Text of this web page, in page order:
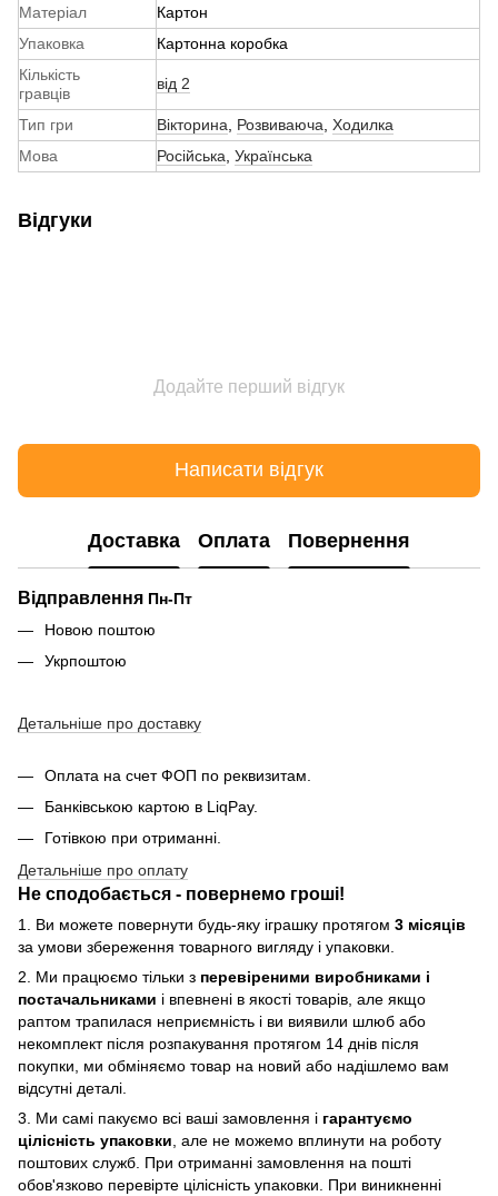
Матеріал
Картон
Упаковка
Картонна коробка
Кількість
гравців
від 2
Тип гри Вікторина Розвиваюча Ходилка
Мова
Російська Українська
Відгуки
Додайте перший відгук
Написати відгук
Доставка Оплата Повернення
Відправлення Пн-Пт
Новою поштою
Укрпоштою
Детальніше про доставку
Оплата на счет ФОП по реквизитам.
Банківською картою в LiqPay.
Готівкою при отриманні.
Детальніше про оплату
Не сподобається - повернемо гроші!
1. Ви можете повернути будь-яку іграшку протягом 3 місяців
за умови збереження товарного вигляду і упаковки.
2. Ми працюємо тільки з перевіреними виробниками і
постачальниками і впевнені в якості товарів, але якщо
раптом трапилася неприємність і ви виявили шлюб або
некомплект після розпакування протягом 14 днів після
покупки, ми обміняємо товар на новий або надішлемо вам
відсутні деталі.
3. Ми самі пакуємо всі ваші замовлення і гарантуємо
цілісність упаковки , але не можемо вплинути на роботу
поштових служб. При отриманні замовлення на пошті
обов'язково перевірте цілісність упаковки. При виникненні